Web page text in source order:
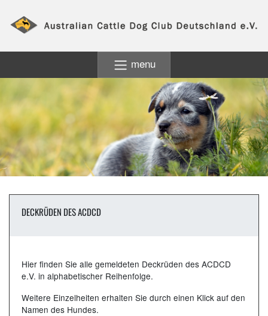
menu
DECKRÜDEN DES ACDCD
Hier finden Sie alle gemeldeten Deckrüden des ACDCD
e.V. in alphabetischer Reihenfolge.
Weitere Einzelheiten erhalten Sie durch einen Klick auf den
Namen des Hundes.